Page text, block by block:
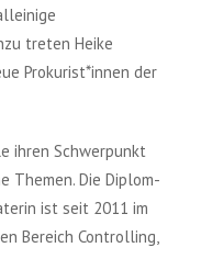
treten Heike
Prokurist*innen der
ihren Schwerpunkt
Die Diplom-
ist seit 2011 im
Bereich Controlling,